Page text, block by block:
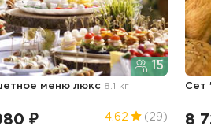
15
меню люкс 8.1 кг
₽ 4.62 (29)
Сет
8